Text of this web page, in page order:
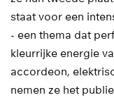
staat voor een
- een thema dat
kleurrijke energie
accordeon,
nemen ze het